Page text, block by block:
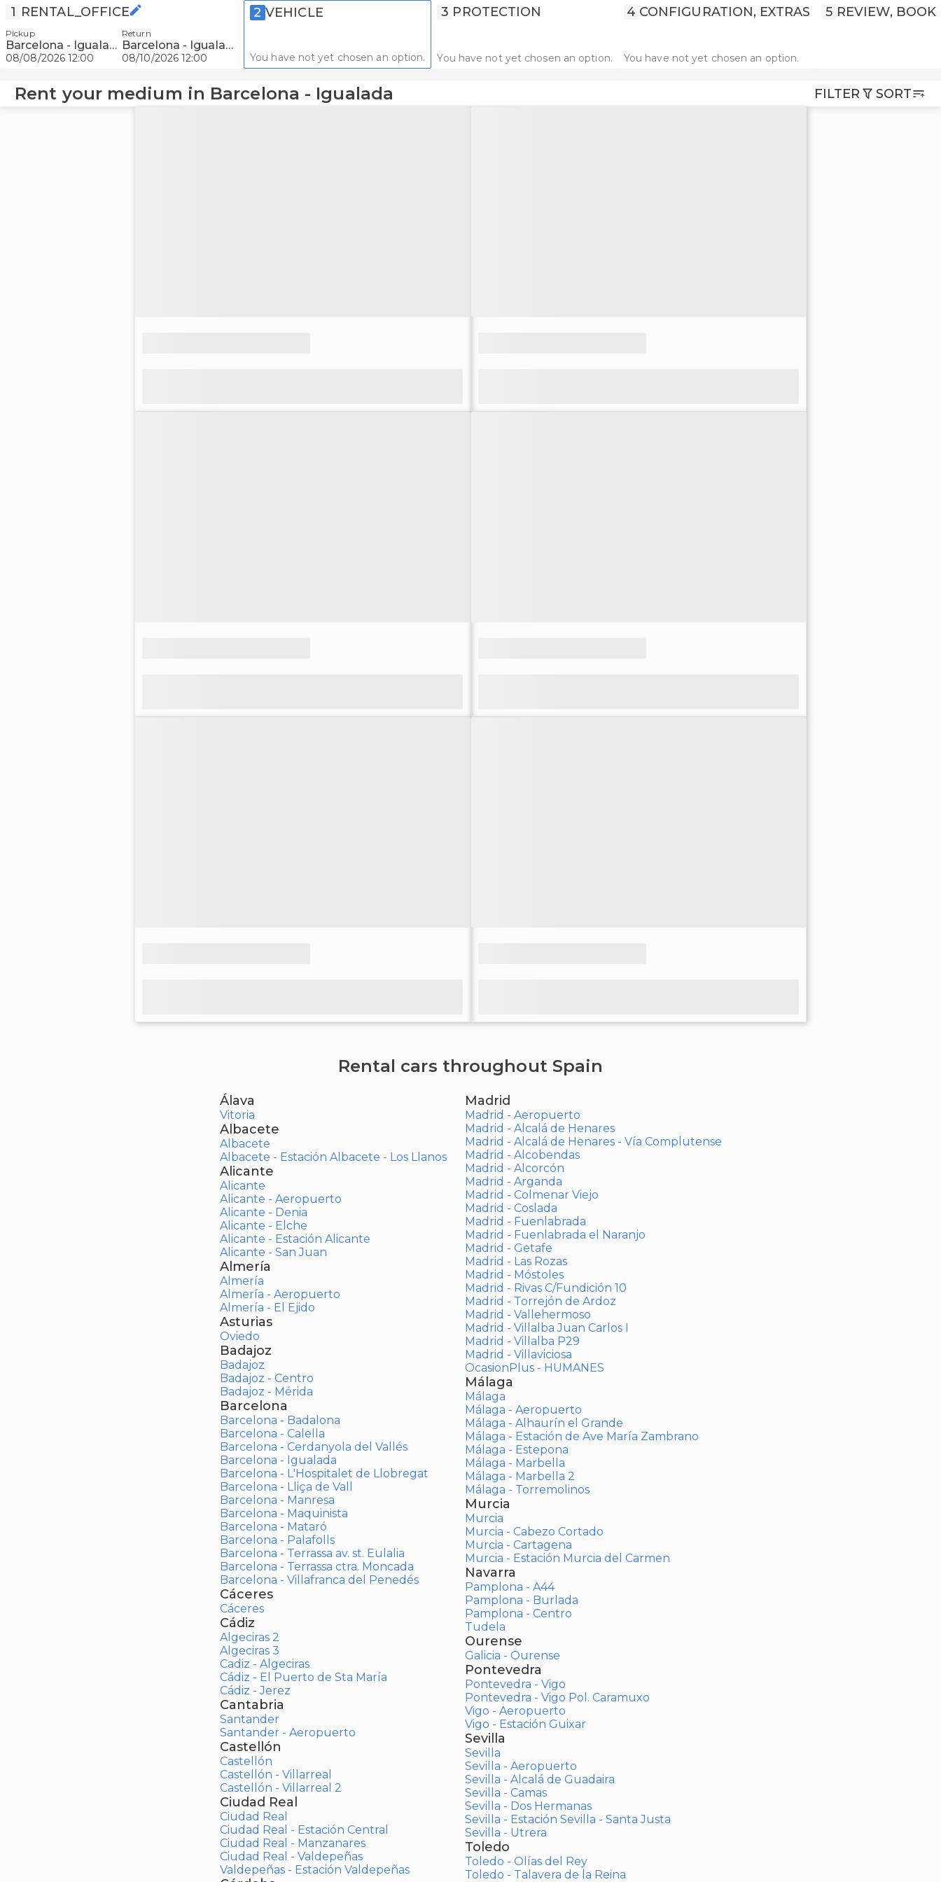
1 RENTAL_OFFICE
Pickup
Barcelona - Igualada
08/08/2026 12:00
Return
Barcelona - Igualada
08/10/2026 12:00
2 VEHICLE
You have not yet chosen an option.
3 PROTECTION
You have not yet chosen an option.
4 CONFIGURATION, EXTRAS
You have not yet chosen an option.
5 REVIEW, BOOK
Rent your medium in Barcelona - Igualada FILTER SORT
Rental cars throughout Spain
Álava
Vitoria
Albacete
Albacete
Albacete - Estación Albacete - Los Llanos
Alicante
Alicante
Alicante - Aeropuerto
Alicante - Denia
Alicante - Elche
Alicante - Estación Alicante
Alicante - San Juan
Almería
Almería
Almería - Aeropuerto
Almería - El Ejido
Asturias
Oviedo
Badajoz
Badajoz
Badajoz - Centro
Badajoz - Mérida
Barcelona
Barcelona - Badalona
Barcelona - Calella
Barcelona - Cerdanyola del Vallés
Barcelona - Igualada
Barcelona - L'Hospitalet de Llobregat
Barcelona - Lliça de Vall
Barcelona - Manresa
Barcelona - Maquinista
Barcelona - Mataró
Barcelona - Palafolls
Barcelona - Terrassa av. st. Eulalia
Barcelona - Terrassa ctra. Moncada
Barcelona - Villafranca del Penedés
Cáceres
Cáceres
Cádiz
Algeciras 2
Algeciras 3
Cadiz - Algeciras
Cádiz - El Puerto de Sta María
Cádiz - Jerez
Cantabria
Santander
Santander - Aeropuerto
Castellón
Castellón
Castellón - Villarreal
Castellón - Villarreal 2
Ciudad Real
Ciudad Real
Ciudad Real - Estación Central
Ciudad Real - Manzanares
Ciudad Real - Valdepeñas
Valdepeñas - Estación Valdepeñas
Madrid
Madrid - Aeropuerto
Madrid - Alcalá de Henares
Madrid - Alcalá de Henares - Vía Complutense
Madrid - Alcobendas
Madrid - Alcorcón
Madrid - Arganda
Madrid - Colmenar Viejo
Madrid - Coslada
Madrid - Fuenlabrada
Madrid - Fuenlabrada el Naranjo
Madrid - Getafe
Madrid - Las Rozas
Madrid - Móstoles
Madrid - Rivas C/Fundición 10
Madrid - Torrejón de Ardoz
Madrid - Vallehermoso
Madrid - Villalba Juan Carlos I
Madrid - Villalba P29
Madrid - Villaviciosa
OcasionPlus - HUMANES
Málaga
Málaga
Málaga - Aeropuerto
Málaga - Alhaurín el Grande
Málaga - Estación de Ave María Zambrano
Málaga - Estepona
Málaga - Marbella
Málaga - Marbella 2
Málaga - Torremolinos
Murcia
Murcia
Murcia - Cabezo Cortado
Murcia - Cartagena
Murcia - Estación Murcia del Carmen
Navarra
Pamplona - A44
Pamplona - Burlada
Pamplona - Centro
Tudela
Ourense
Galicia - Ourense
Pontevedra
Pontevedra - Vigo
Pontevedra - Vigo Pol. Caramuxo
Vigo - Aeropuerto
Vigo - Estación Guixar
Sevilla
Sevilla
Sevilla - Aeropuerto
Sevilla - Alcalá de Guadaira
Sevilla - Camas
Sevilla - Dos Hermanas
Sevilla - Estación Sevilla - Santa Justa
Sevilla - Utrera
Toledo
Toledo - Olías del Rey
Toledo - Talavera de la Reina